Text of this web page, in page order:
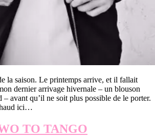
la saison. Le printemps arrive, et il fallait
dernier arrivage hivernale – un blouson
avant qu’il ne soit plus possible de le porter.
ici…
TO TANGO